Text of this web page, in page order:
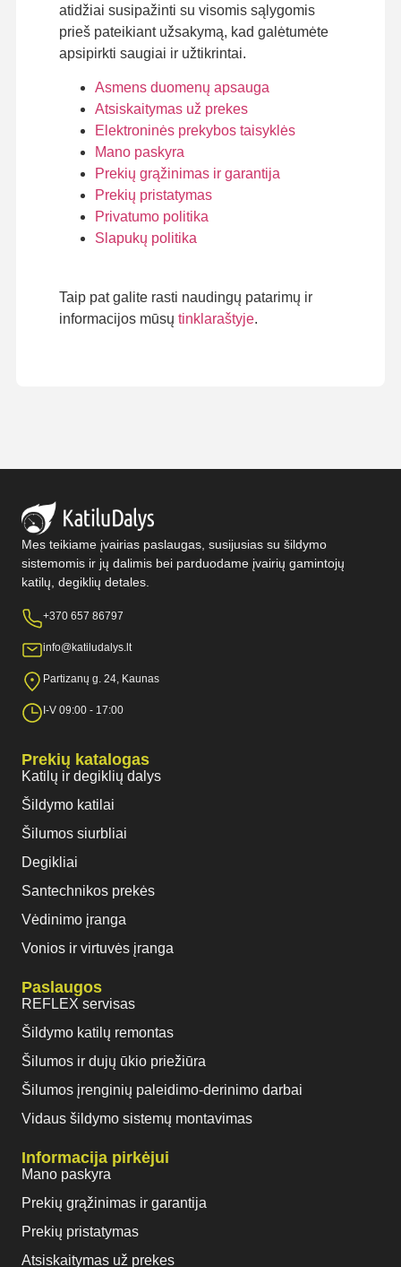
atidžiai susipažinti su visomis sąlygomis
prieš pateikiant užsakymą, kad galėtumėte
apsipirkti saugiai ir užtikrintai.
Asmens duomenų apsauga
Atsiskaitymas už prekes
Elektroninės prekybos taisyklės
Mano paskyra
Prekių grąžinimas ir garantija
Prekių pristatymas
Privatumo politika
Slapukų politika
Taip pat galite rasti naudingų patarimų ir
informacijos mūsų tinklaraštyje.
Mes teikiame įvairias paslaugas, susijusias su šildymo
sistemomis ir jų dalimis bei parduodame įvairių gamintojų
katilų, degiklių detales.
+370 657 86797
info@katiludalys.lt
Partizanų g. 24, Kaunas
I-V 09:00 - 17:00
Prekių katalogas
Katilų ir degiklių dalys
Šildymo katilai
Šilumos siurbliai
Degikliai
Santechnikos prekės
Vėdinimo įranga
Vonios ir virtuvės įranga
Paslaugos
REFLEX servisas
Šildymo katilų remontas
Šilumos ir dujų ūkio priežiūra
Šilumos įrenginių paleidimo-derinimo darbai
Vidaus šildymo sistemų montavimas
Informacija pirkėjui
Mano paskyra
Prekių grąžinimas ir garantija
Prekių pristatymas
Atsiskaitymas už prekes